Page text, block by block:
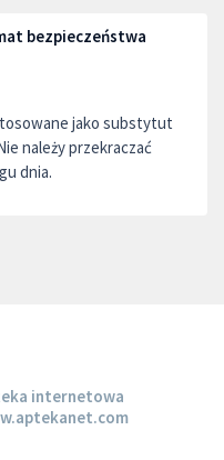
bezpieczeństwa
jako substytut
należy przekraczać
dnia.
internetowa